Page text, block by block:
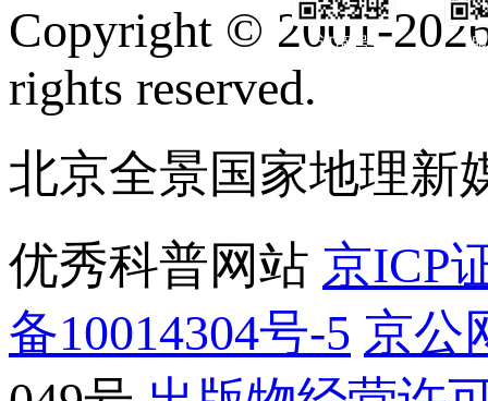
订阅号
Copyright © 2001-
rights reserved.
北京全景国家地理新
优秀科普网站 京ICP
备10014304号-5 京公